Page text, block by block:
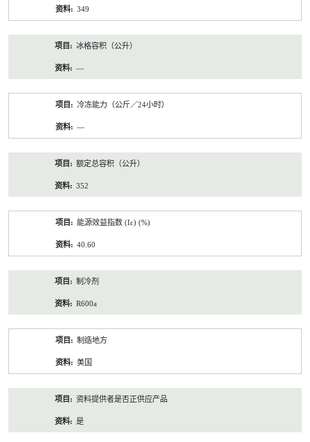
349
冰格容积（公升）
—
冷冻能力（公斤／24小时）
—
额定总容积（公升）
352
能源效益指数 (Iε) (%)
40.60
制冷剂
R600a
制造地方
美国
资料提供者是否正供应产品
是